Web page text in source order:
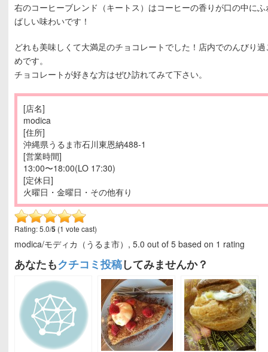
右のコーヒーブレンド（キートス）はコーヒーの香りが口の中に
ばしい味わいです！
どれも美味しくて大満足のチョコレートでした！店内でのんびり
めです。
チョコレートが好きな方はぜひ訪れてみて下さい。
[店名]
modica
[住所]
沖縄県うるま市石川東恩納488-1
[営業時間]
13:00〜18:00(LO 17:30)
[定休日]
火曜日・金曜日・その他有り
Rating: 5.0/5 (1 vote cast)
modica/モディカ（うるま市） ,5.0 out of5 based on 1 rating
あなたもクチコミ投稿してみませんか？